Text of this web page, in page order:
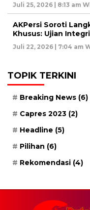
Juli 25, 2026 | 8:13 am
AKPersi Soroti
Khusus: Ujian
Juli 22, 2026 | 7:04 am
TOPIK TERKINI
Breaking News (6)
Capres 2023 (2)
Headline (5)
Pilihan (6)
Rekomendasi (4)